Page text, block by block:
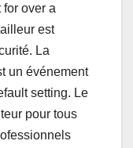
over a
est
La
un événement
setting. Le
pour tous